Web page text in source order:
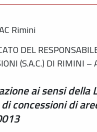
Rimini
DEL
(S.A.C.) DI RIMINI –
ai sensi della
concessioni di